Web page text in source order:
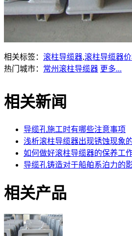
相关标签： 滚柱导缆器,滚柱导缆器
热门城市： 常州滚柱导缆器 更多...
相关新闻
导缆孔施工时有哪些注意事项
浅析滚柱导缆器出现锈蚀现象
如何做好滚柱导缆器的保养工
导缆孔铸造对于船舶系泊力的
相关产品